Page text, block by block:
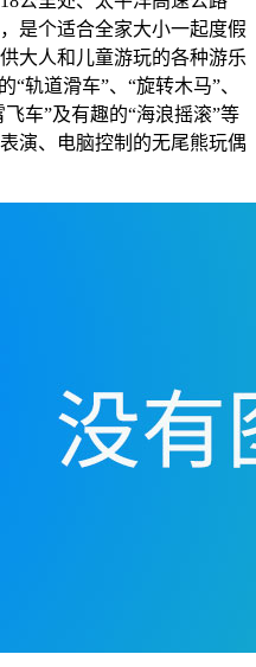
是个适合全家大小一起度假
大人和儿童游玩的各种游乐
轨道滑车”、“旋转木马”、
车”及有趣的“海浪摇滚”等
演、电脑控制的无尾熊玩偶